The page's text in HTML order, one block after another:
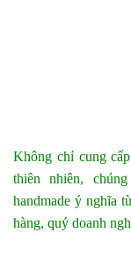
Không chỉ cung
thiên nhiên,
handmade ý nghĩa
hàng, quý doanh